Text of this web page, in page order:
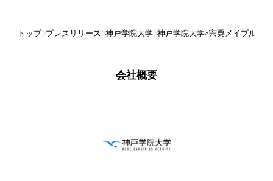
トップ プレスリリース 神戸学院大学 神戸学院大学×宍粟メイプル×兵
会社概要